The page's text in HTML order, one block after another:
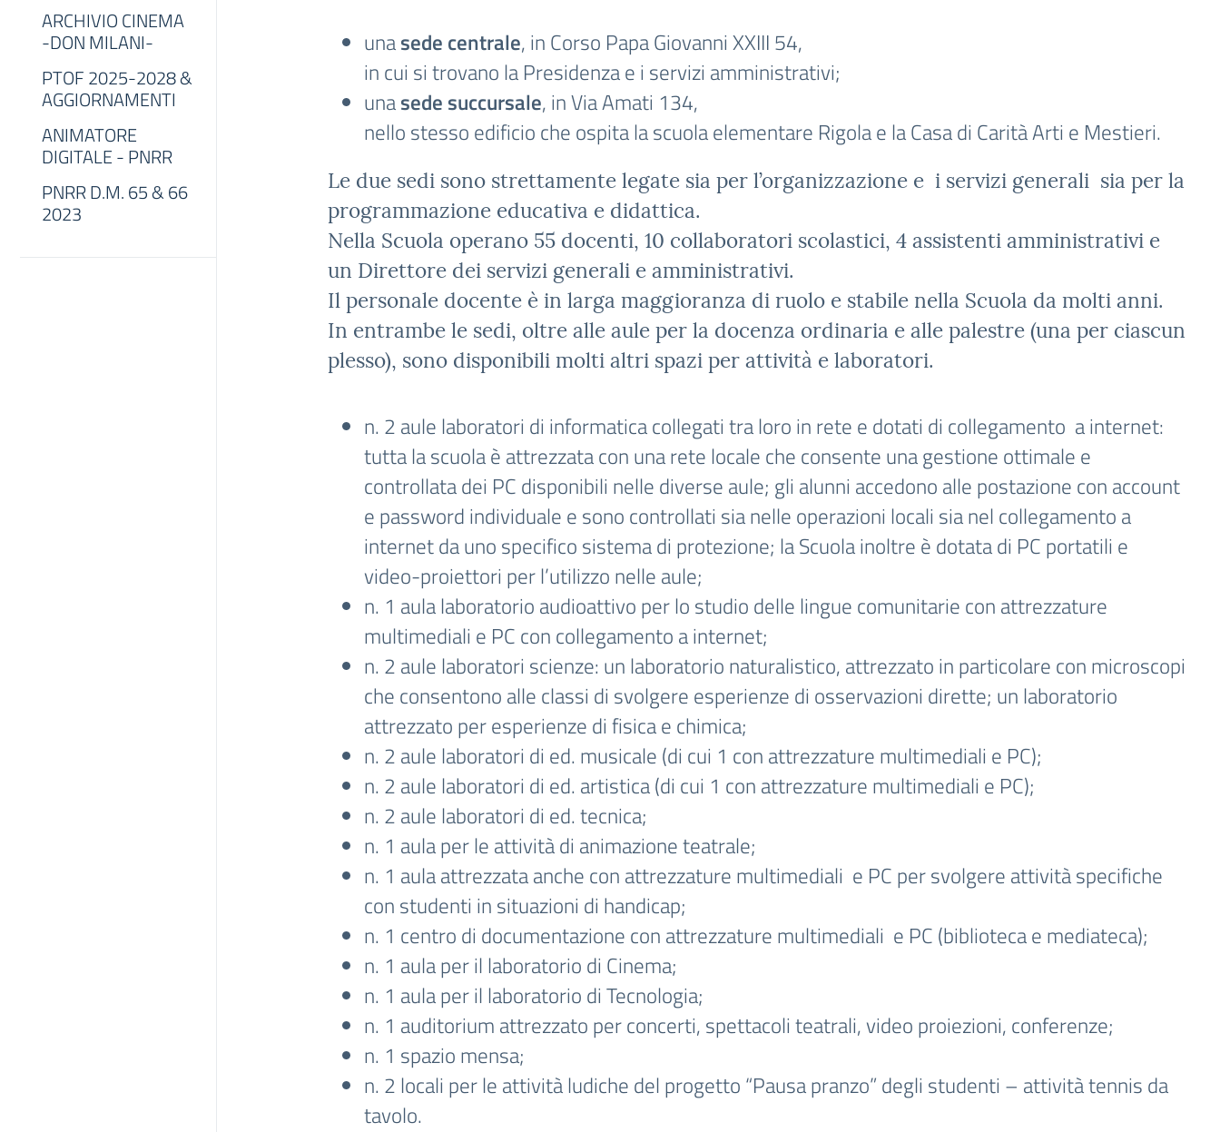
ARCHIVIO CINEMA
-DON MILANI-
PTOF 2025-2028 &
AGGIORNAMENTI
ANIMATORE
DIGITALE - PNRR
PNRR D.M. 65 & 66
2023
unasede centrale, in Corso Papa Giovanni XXIII 54,
in cui si trovano la Presidenza e i servizi amministrativi;
unasede succursale, in Via Amati 134,
nello stesso edificio che ospita la scuola elementare Rigola e la Casa di Carità Arti e Mestieri.
Le due sedi sono strettamente legate sia per l’organizzazione e i servizi generali sia per la
programmazione educativa e didattica.
Nella Scuola operano 55 docenti, 10 collaboratori scolastici, 4 assistenti amministrativi e
un Direttore dei servizi generali e amministrativi.
Il personale docente è in larga maggioranza di ruolo e stabile nella Scuola da molti anni.
In entrambe le sedi, oltre alle aule per la docenza ordinaria e alle palestre (una per ciascun
plesso), sono disponibili molti altri spazi per attività e laboratori.
n. 2 aule laboratori di informatica collegati tra loro in rete e dotati di collegamento a internet:
tutta la scuola è attrezzata con una rete locale che consente una gestione ottimale e
controllata dei PC disponibili nelle diverse aule; gli alunni accedono alle postazione con account
e password individuale e sono controllati sia nelle operazioni locali sia nel collegamento a
internet da uno specifico sistema di protezione; la Scuola inoltre è dotata di PC portatili e
video-proiettori per l’utilizzo nelle aule;
n. 1 aula laboratorio audioattivo per lo studio delle lingue comunitarie con attrezzature
multimediali e PC con collegamento a internet;
n. 2 aule laboratori scienze: un laboratorio naturalistico, attrezzato in particolare con microscopi
che consentono alle classi di svolgere esperienze di osservazioni dirette; un laboratorio
attrezzato per esperienze di fisica e chimica;
n. 2 aule laboratori di ed. musicale (di cui 1 con attrezzature multimediali e PC);
n. 2 aule laboratori di ed. artistica (di cui 1 con attrezzature multimediali e PC);
n. 2 aule laboratori di ed. tecnica;
n. 1 aula per le attività di animazione teatrale;
n. 1 aula attrezzata anche con attrezzature multimediali e PC per svolgere attività specifiche
con studenti in situazioni di handicap;
n. 1 centro di documentazione con attrezzature multimediali e PC (biblioteca e mediateca);
n. 1 aula per il laboratorio di Cinema;
n. 1 aula per il laboratorio di Tecnologia;
n. 1 auditorium attrezzato per concerti, spettacoli teatrali, video proiezioni, conferenze;
n. 1 spazio mensa;
n. 2 locali per le attività ludiche del progetto “Pausa pranzo” degli studenti – attività tennis da
tavolo.